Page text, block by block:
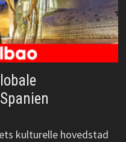
kulturelle hovedstad